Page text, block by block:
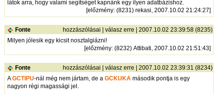
látok arra, hogy valami segítséget kapnánk egy ilyen adatbázishoz.
[előzmény: (8231) rekasi, 2007.10.02 21:24:27]
Fonte hozzászólásai |válasz erre | 2007.10.02 23:39:58 (8235)
Milyen jólesik egy kicsit nosztalgiázni!
[előzmény: (8232) Attibati, 2007.10.02 21:51:43]
Fonte hozzászólásai |válasz erre | 2007.10.02 23:39:31 (8234)
AGCTIPU-nál még nem jártam, de aGCKUKA második pontja is egy
nagyon régi magassági jel.